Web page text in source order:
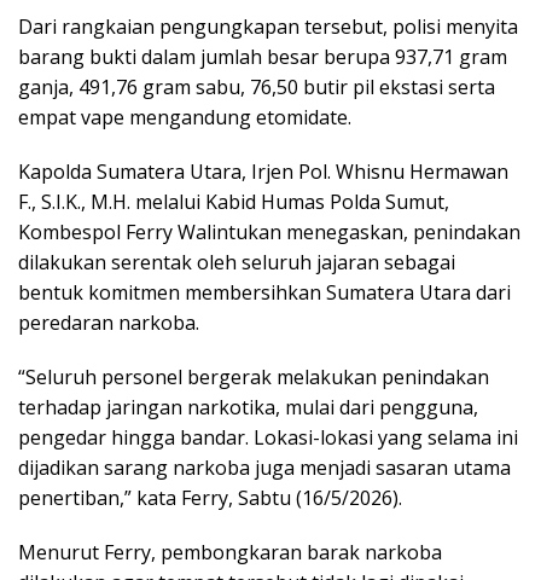
Dari rangkaian pengungkapan tersebut, polisi menyita
barang bukti dalam jumlah besar berupa 937,71 gram
ganja, 491,76 gram sabu, 76,50 butir pil ekstasi serta
empat vape mengandung etomidate.
Kapolda Sumatera Utara, Irjen Pol. Whisnu Hermawan
F., S.I.K., M.H. melalui Kabid Humas Polda Sumut,
Kombespol Ferry Walintukan menegaskan, penindakan
dilakukan serentak oleh seluruh jajaran sebagai
bentuk komitmen membersihkan Sumatera Utara dari
peredaran narkoba.
“Seluruh personel bergerak melakukan penindakan
terhadap jaringan narkotika, mulai dari pengguna,
pengedar hingga bandar. Lokasi-lokasi yang selama ini
dijadikan sarang narkoba juga menjadi sasaran utama
penertiban,” kata Ferry, Sabtu (16/5/2026).
Menurut Ferry, pembongkaran barak narkoba